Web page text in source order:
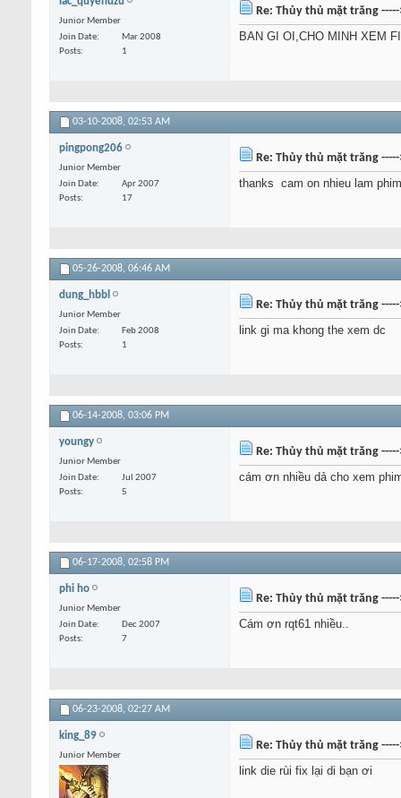
Junior Member
Join Date
Mar 2008
Posts
1
Re: Thủy thủ mặt trăng
BAN GI OI,CHO MINH XEM
03-10-2008, 02:53 AM
pingpong206
Junior Member
Join Date
Apr 2007
Posts
17
Re: Thủy thủ mặt trăng
thanks cam on nhieu lam
05-26-2008, 06:46 AM
dung_hbbl
Junior Member
Join Date
Feb 2008
Posts
1
Re: Thủy thủ mặt trăng
link gi ma khong the xem dc
06-14-2008, 03:06 PM
youngy
Junior Member
Join Date
Jul 2007
Posts
5
Re: Thủy thủ mặt trăng
cám ơn nhiều dả cho xem
06-17-2008, 02:58 PM
phi ho
Junior Member
Join Date
Dec 2007
Posts
7
Re: Thủy thủ mặt trăng
Cám ơn rqt61 nhiều..
06-23-2008, 02:27 AM
king_89
Junior Member
Re: Thủy thủ mặt trăng
link die rùi fix lại di bạn ơi